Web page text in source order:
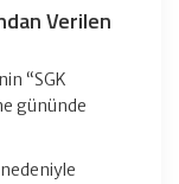
Verilen
“SGK
gününde